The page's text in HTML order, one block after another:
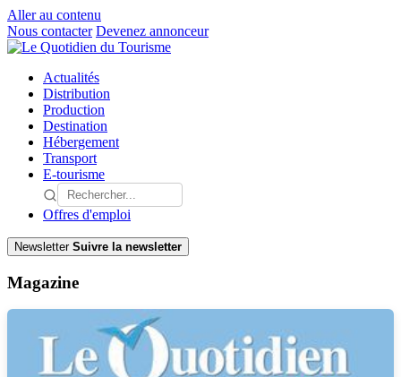
Aller au contenu
Nous contacter Devenez annonceur
Actualités
Distribution
Production
Destination
Hébergement
Transport
E-tourisme
Offres d'emploi
Newsletter Suivre la newsletter
Magazine